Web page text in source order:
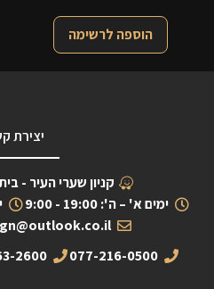
הוספה לרשימה
יצירת
קניון שערי העיר -
ימים א' – ה': 19:00 - 9:00
077-216-0500
2600